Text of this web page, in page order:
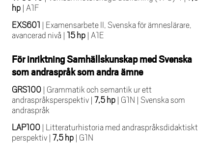
hp | A1F
EXS601 | Examensarbete II, Svenska för ämneslärare,
avancerad nivå | 15 hp | A1E
För inriktning Samhällskunskap med Svenska
som andraspråk som andra ämne
GRS100 | Grammatik och semantik ur ett
andraspråksperspektiv | 7,5 hp | G1N | Svenska som
andraspråk
LAP100 | Litteraturhistoria med andraspråksdidaktiskt
perspektiv | 7,5 hp | G1N